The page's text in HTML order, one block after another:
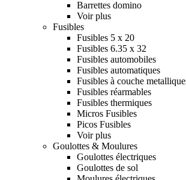
Barrettes domino
Voir plus
Fusibles
Fusibles 5 x 20
Fusibles 6.35 x 32
Fusibles automobiles
Fusibles automatiques
Fusibles à couche
Fusibles réarmables
Fusibles thermiques
Micros Fusibles
Picos Fusibles
Voir plus
Goulottes & Moulures
Goulottes électriques
Goulottes de sol